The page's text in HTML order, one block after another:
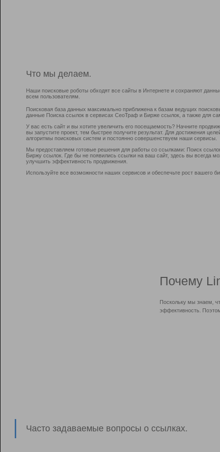
Что мы делаем.
Наши поисковые роботы обходят все сайты в Интернете и сохраняют
всем пользователям.
Поисковая база данных максимально приближена к базам ведущих
данные Поиска ссылок в сервисах СеоТраф и Бирже ссылок, а также для
У вас есть сайт и вы хотите увеличить его посещаемость? Начните
вы запустите проект, тем быстрее получите результат. Для достижения
алгоритмы поисковых систем и постоянно совершенствуем наши сервисы.
Мы предоставляем готовые решения для работы со ссылками: Поиск
Биржу ссылок. Где бы не появились ссылки на ваш сайт, здесь вы всегда
улучшить эффективность продвижения.
Используйте все возможности наших сервисов и обеспечьте рост вашего
Почему
Поскольку мы знаем,
эффективность.
Часто задаваемые вопросы о ссылках.